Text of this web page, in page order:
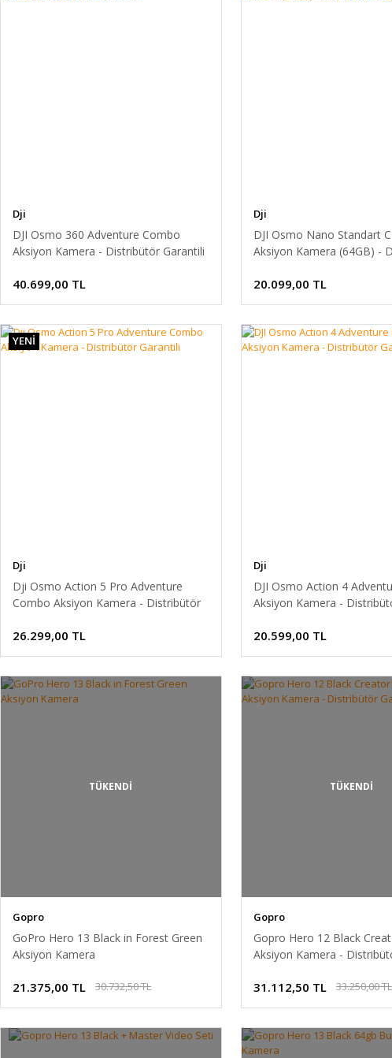
Dji
DJI Osmo 360 Adventure Combo
Aksiyon Kamera - Distribütör Garantili
40.699,00 TL
Dji
DJI Osmo Nano Standart
Aksiyon Kamera (64GB) -
20.099,00 TL
YENİ
Dji
Dji Osmo Action 5 Pro Adventure
Combo Aksiyon Kamera - Distribütör
26.299,00 TL
Dji
DJI Osmo Action 4
Aksiyon Kamera -
20.599,00 TL
TÜKENDİ
Gopro
GoPro Hero 13 Black in Forest Green
Aksiyon Kamera
21.375,00 TL 30.732,50 TL
TÜKENDİ
Gopro
Gopro Hero 12 Black
Aksiyon Kamera -
31.112,50 TL 33.250,00 TL